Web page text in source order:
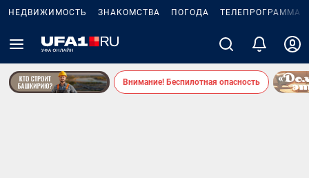
НЕДВИЖИМОСТЬ ЗНАКОМСТВА ПОГОДА ТЕЛЕПРОГРАММА
Внимание! Беспилотная опасность